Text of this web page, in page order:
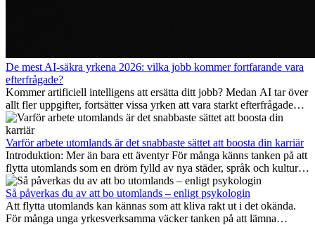
De mest AI-säkra yrkena 2026: vilka jobb kommer fortfarande vara
efterfrågade?
Kommer artificiell intelligens att ersätta ditt jobb? Medan AI tar över
allt fler uppgifter, fortsätter vissa yrken att vara starkt efterfrågade
även 2026. I den här artikeln går vi igenom vilka yrken som anses
vara mest framtidssäkra, vilka kompetenser som kommer att vara
viktiga på lång sikt och varför många av dessa jobb även erbjuder
attraktiva karriärmöjligheter utomlands.
Varför arbete utomlands är det snabbaste sättet att boosta din karriär
Introduktion: Mer än bara ett äventyr För många känns tanken på att
flytta utomlands som en dröm fylld av nya städer, språk och kulturer.
Men bortom äventyrets...
Så påverkas du av att bo utomlands – enligt psykologin
Att flytta utomlands kan kännas som att kliva rakt ut i det okända.
För många unga yrkesverksamma väcker tanken på att lämna